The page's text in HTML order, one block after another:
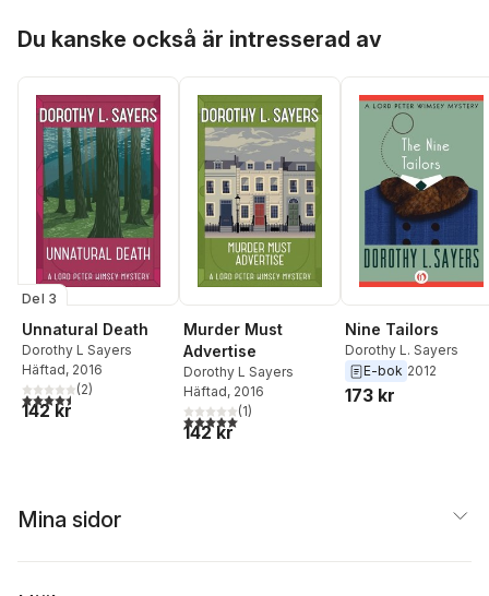
Du kanske också är intresserad av
Del 3
Unnatural Death
Dorothy L Sayers
Häftad, 2016
4,5utav 5 stjärnor. Totalt antal röster:
(2)
142 kr
Murder Must
Advertise
Dorothy L Sayers
Häftad, 2016
5,0utav 5 stjärnor. Totalt antal röster:
(1)
142 kr
Nine Tailors
Dorothy L. Sayers
E-bok 2012
173 kr
Mina sidor